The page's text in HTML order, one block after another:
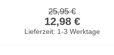
Verkaufspreis:
12,98 €
Regulärer Preis:
25,95 €
Lieferzeit: 1-3 Werktage